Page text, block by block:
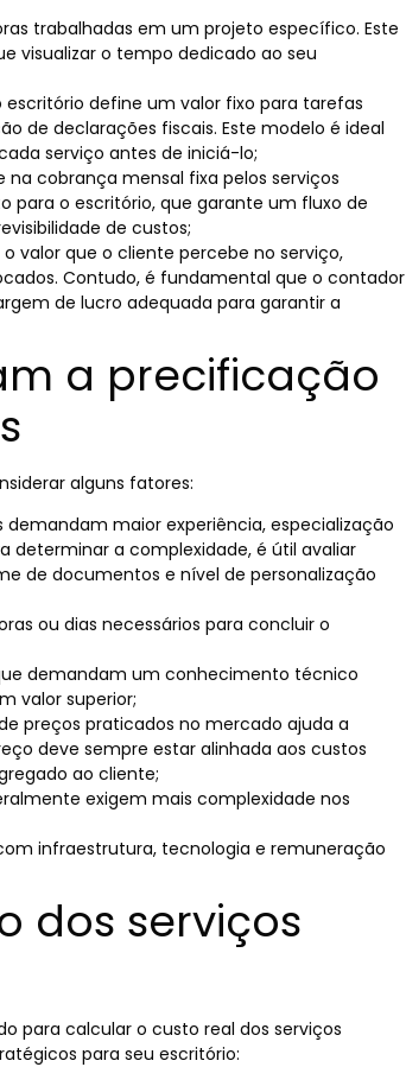
trabalhadas em um projeto específico. Este
visualizar o tempo dedicado ao seu
define um valor fixo para tarefas
de declarações fiscais. Este modelo é ideal
serviço antes de iniciá-lo;
cobrança mensal fixa pelos serviços
para o escritório, que garante um fluxo de
de custos;
valor que o cliente percebe no serviço,
Contudo, é fundamental que o contador
de lucro adequada para garantir a
a precificação
alguns fatores:
maior experiência, especialização
determinar a complexidade, é útil avaliar
de documentos e nível de personalização
ou dias necessários para concluir o
demandam um conhecimento técnico
valor superior;
preços praticados no mercado ajuda a
deve sempre estar alinhada aos custos
ao cliente;
exigem mais complexidade nos
infraestrutura, tecnologia e remuneração
dos serviços
para calcular o custo real dos serviços
para seu escritório: